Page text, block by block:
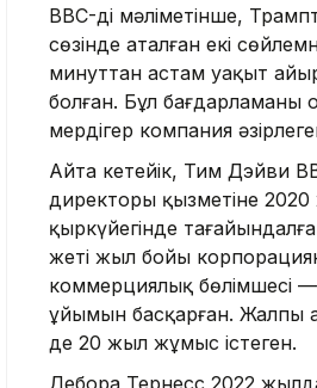
BBC-дің мәліметінше,
сөзінде аталған екі
минуттан астам уақыт
болған. Бұл бағдарламаны
мердігер компания
Айта кетейік, Тим Дэйви
директоры қызметіне 2020
қыркүйегінде
жеті жыл бойы
коммерциялық бөлімшесі
ұйымын басқарған. Жалпы
де 20 жыл жұмыс істеген.